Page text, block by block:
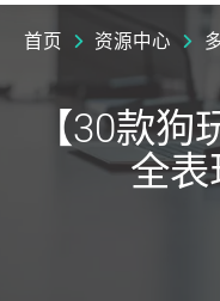
首页 资源中心
【30款
全